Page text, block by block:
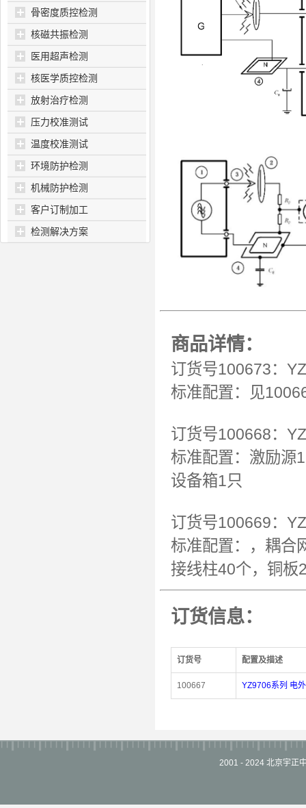
骨密度质控检测
核磁共振检测
医用超声检测
核医学质控检测
放射治疗检测
压力校准测试
温度校准测试
环境防护检测
机械防护检测
客户订制加工
检测解决方案
商品详情：
订货号100673：
标准配置：见
订货号100668：
标准配置：激励源
设备箱1只
订货号100669：
标准配置：，耦合
接线柱40个，铜板
订货信息：
订货号 配置及描述
100667 YZ9706系列 电
2001 - 2024 北京宇正